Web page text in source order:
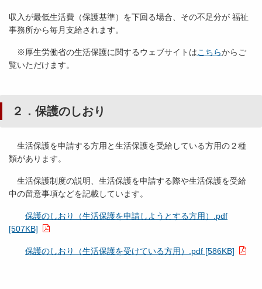
収入が最低生活費（保護基準）を下回る場合、その不足分が 福祉
事務所から毎月支給されます。
※厚生労働省の生活保護に関するウェブサイトはこちらからご
覧いただけます。
２．保護のしおり
生活保護を申請する方用と生活保護を受給している方用の２種
類があります。
生活保護制度の説明、生活保護を申請する際や生活保護を受給
中の留意事項などを記載しています。
保護のしおり（生活保護を申請しようとする方用）.pdf
[507KB]
保護のしおり（生活保護を受けている方用）.pdf [586KB]